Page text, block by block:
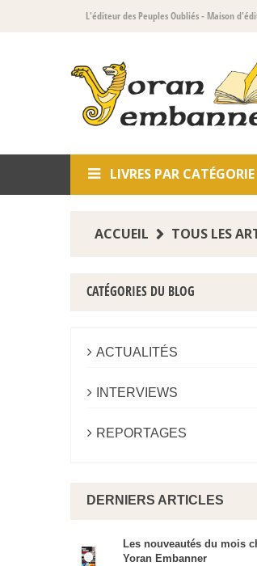
L'éditeur des Peuples Oubliés- Maison
LIVRES PAR CATÉGORIE
ACCUEIL TOUS LES
CATÉGORIES DU BLOG
ACTUALITÉS
INTERVIEWS
REPORTAGES
DERNIERS ARTICLES
Les nouveautés du mois
Yoran Embanner